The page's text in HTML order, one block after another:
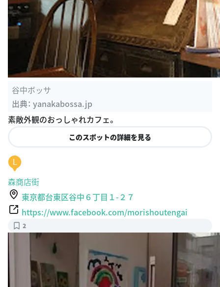
谷中ボッサ
出典： yanakabossa.jp
素敵外観のおっしゃれカフェ。
このスポットの詳細を見る
L
森商店街
東京都台東区谷中６丁目１-２７
https://www.facebook.com/morishoutengai
2